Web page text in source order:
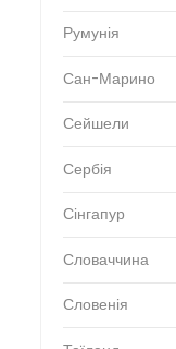
Румунія
Сан-Марино
Сейшели
Сербія
Сінгапур
Словаччина
Словенія